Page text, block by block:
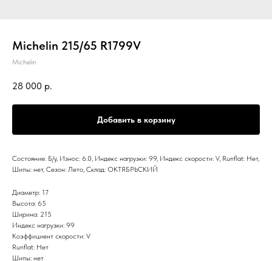
Michelin 215/65 R1799V
Michelin
28 000 р.
Добавить в корзину
Состояние: Б/у, Износ: 6.0, Индекс нагрузки: 99, Индекс скорости: V, Runflat: Нет,
Шипы: нет, Сезон: Лето, Склад: ОКТЯБРЬСКИЙ
Диаметр: 17
Высота: 65
Ширина: 215
Индекс нагрузки: 99
Коэффициент скорости: V
Runflat: Нет
Шипы: нет